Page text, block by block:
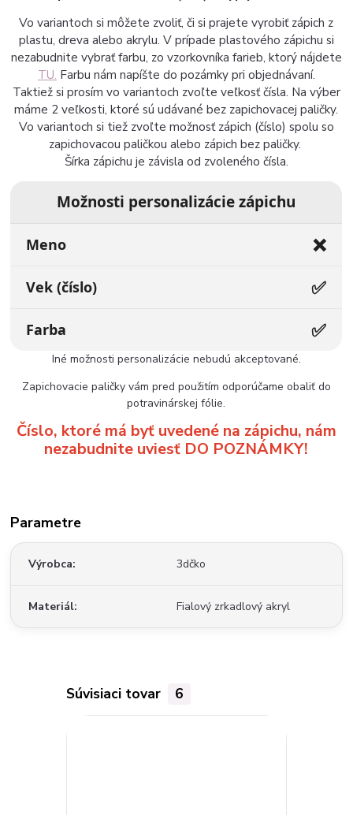
Vo variantoch si môžete zvoliť, či si prajete vyrobiť zápich z
plastu, dreva alebo akrylu. V prípade plastového zápichu si
nezabudnite vybrať farbu, zo vzorkovníka farieb, ktorý nájdete
TU. Farbu nám napíšte do pozámky pri objednávaní.
Taktiež si prosím vo variantoch zvoľte veľkosť čísla. Na výber
máme 2 veľkosti, ktoré sú udávané bez zapichovacej paličky.
Vo variantoch si tiež zvoľte možnosť zápich (číslo) spolu so
zapichovacou paličkou alebo zápich bez paličky.
Šírka zápichu je závisla od zvoleného čísla.
Možnosti personalizácie zápichu
Meno ❌
Vek (číslo) ✅
Farba ✅
Iné možnosti personalizácie nebudú akceptované.
Zapichovacie paličky vám pred použitím odporúčame obaliť do
potravinárskej fólie.
Číslo, ktoré má byť uvedené na zápichu, nám
nezabudnite uviesť DO POZNÁMKY!
Parametre
Výrobca 3dčko
Materiál Fialový zrkadlový akryl
Súvisiaci tovar 6